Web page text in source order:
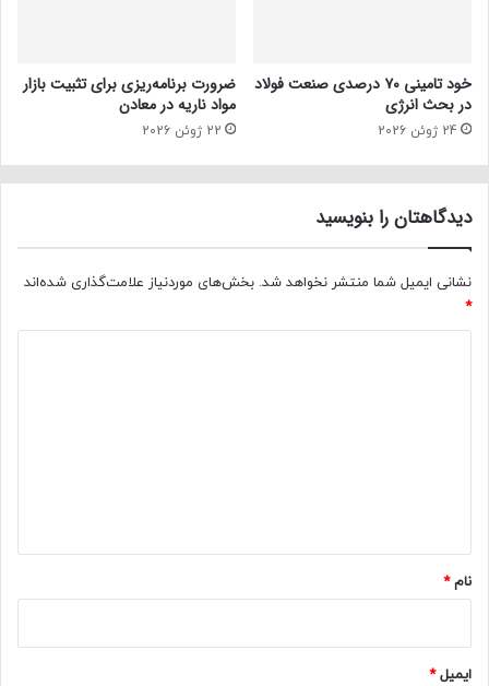
خود تامینی ۷۰ درصدی صنعت فولاد
در بحث انرژی
24 ژوئن 2026
ضرورت برنامه‌ریزی برای تثبیت بازار
مواد ناریه در معادن
22 ژوئن 2026
دیدگاهتان را بنویسید
نشانی ایمیل شما منتشر نخواهد شد. بخش‌های موردنیاز علامت‌گذاری شده‌اند
*
نام*
ایمیل*